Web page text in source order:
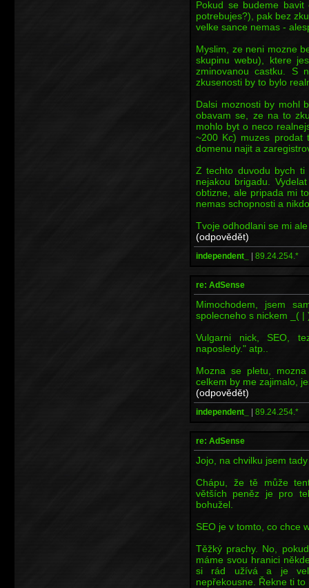
Pokud se budeme
potrebujes?), pak bez
velke sance nemas -
Myslim, ze neni mozne
skupinu webu), ktere
zminovanou castku. S
zkusenosti by to bylo
Dalsi moznosti by mohl
obavam se, ze na to
mohlo byt o neco
~200 Kc) muzes prodat
domenu najit a
Z techto duvodu bych
nejakou brigadu.
obtizne, ale pripada mi
nemas schopnosti a
Tvoje odhodlani se mi
(odpovědět)
independent_ | 89.24.254.*
re: AdSense
Mimochodem, jsem
spolecneho s nickem _( |
Vulgarni nick, SEO,
naposledy." atp..
Mozna se pletu,
celkem by me zajimalo,
(odpovědět)
independent_ | 89.24.254.*
re: AdSense
Jojo, na chvilku jsem
Chápu, že tě může
větších peněz je pro
bohužel.
SEO je v tomto, co chce
Těžký prachy. No,
máme svou hranici
si rád užívá a je
nepřekousne. Řekne ti